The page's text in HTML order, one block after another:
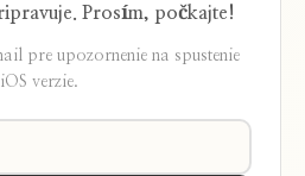
Prosím, počkajte!
pre upozornenie na spustenie
iOS verzie.